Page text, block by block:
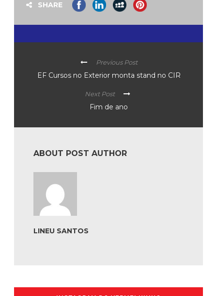
SHARE
Previous Post
EF Cursos no Exterior monta stand no CIR
Next Post
Fim de ano
ABOUT POST AUTHOR
LINEU SANTOS